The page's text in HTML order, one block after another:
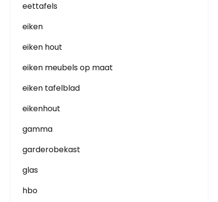
eettafels
eiken
eiken hout
eiken meubels op maat
eiken tafelblad
eikenhout
gamma
garderobekast
glas
hbo